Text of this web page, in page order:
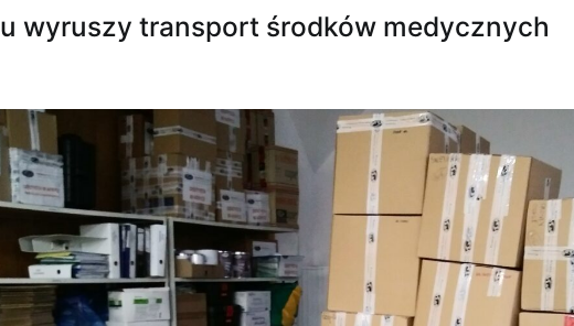
wyruszy transport środków medycznych